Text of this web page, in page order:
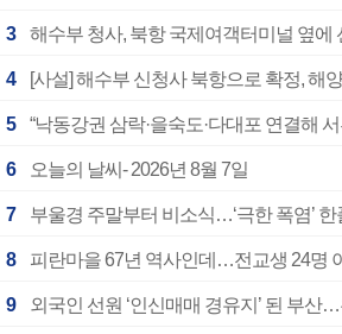
3 해수부 청사, 북항 국제여객터미널 옆에
4 [사설] 해수부 신청사 북항으로 확정, 해
5 “낙동강권 삼락·을숙도·다대포 연결해
6 오늘의 날씨- 2026년 8월 7일
7 부울경 주말부터 비소식…‘극한 폭염’ 한
8 피란마을 67년 역사인데…전교생 24명
9 외국인 선원 ‘인신매매 경유지’ 된 부산